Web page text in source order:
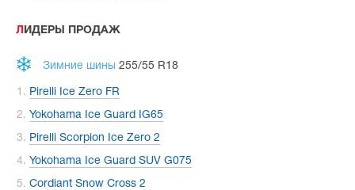
ЛИДЕРЫ ПРОДАЖ
Зимние шины 255/55 R18
Pirelli Ice Zero FR
Yokohama Ice Guard IG65
Pirelli Scorpion Ice Zero 2
Yokohama Ice Guard SUV G075
Cordiant Snow Cross 2